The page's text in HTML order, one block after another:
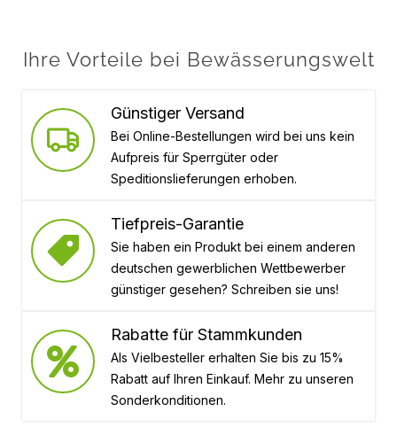
Ihre Vorteile bei Bewässerungswelt
Günstiger Versand
Bei Online-Bestellungen wird bei uns kein
Aufpreis für Sperrgüter oder
Speditionslieferungen erhoben.
Tiefpreis-Garantie
Sie haben ein Produkt bei einem anderen
deutschen gewerblichen Wettbewerber
günstiger gesehen? Schreiben sie uns!
Rabatte für Stammkunden
Als Vielbesteller erhalten Sie bis zu 15%
Rabatt auf Ihren Einkauf. Mehr zu unseren
Sonderkonditionen.